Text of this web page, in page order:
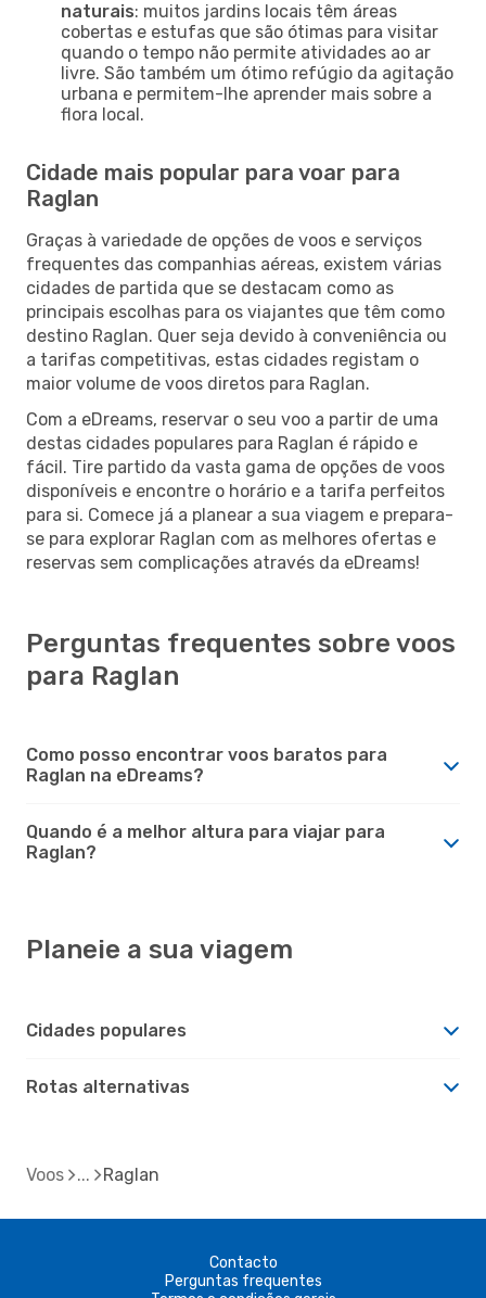
naturais: muitos jardins locais têm áreas
cobertas e estufas que são ótimas para visitar
quando o tempo não permite atividades ao ar
livre. São também um ótimo refúgio da agitação
urbana e permitem-lhe aprender mais sobre a
flora local.
Cidade mais popular para voar para
Raglan
Graças à variedade de opções de voos e serviços
frequentes das companhias aéreas, existem várias
cidades de partida que se destacam como as
principais escolhas para os viajantes que têm como
destino Raglan. Quer seja devido à conveniência ou
a tarifas competitivas, estas cidades registam o
maior volume de voos diretos para Raglan.
Com a eDreams, reservar o seu voo a partir de uma
destas cidades populares para Raglan é rápido e
fácil. Tire partido da vasta gama de opções de voos
disponíveis e encontre o horário e a tarifa perfeitos
para si. Comece já a planear a sua viagem e prepara-
se para explorar Raglan com as melhores ofertas e
reservas sem complicações através da eDreams!
Perguntas frequentes sobre voos
para Raglan
Como posso encontrar voos baratos para
Raglan na eDreams?
Quando é a melhor altura para viajar para
Raglan?
Planeie a sua viagem
Cidades populares
Rotas alternativas
Voos Raglan
Contacto
Perguntas frequentes